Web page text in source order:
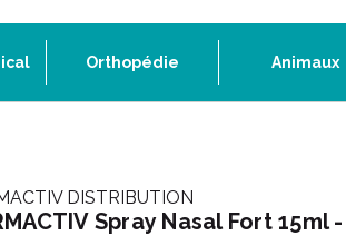
Orthopédie Animaux
DISTRIBUTION
Spray Nasal Fort 15ml